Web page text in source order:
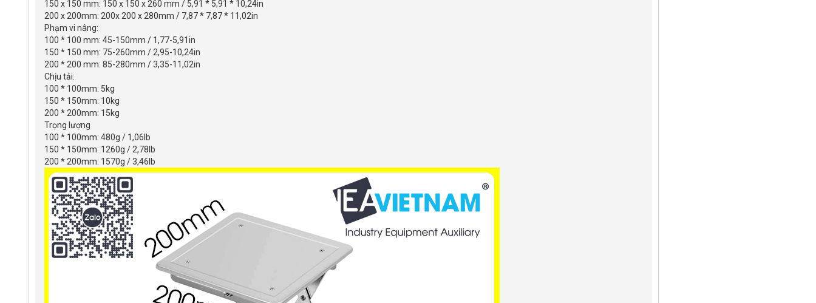
150 x 150 mm: 150 x 150 x 260 mm / 5,91 * 5,91 * 10,24in
200 x 200mm: 200x 200 x 280mm / 7,87 * 7,87 * 11,02in
Phạm vi nâng:
100 * 100 mm: 45-150mm / 1,77-5,91in
150 * 150 mm: 75-260mm / 2,95-10,24in
200 * 200 mm: 85-280mm / 3,35-11,02in
Chịu tải:
100 * 100mm: 5kg
150 * 150mm: 10kg
200 * 200mm: 15kg
Trọng lượng
100 * 100mm: 480g / 1,06lb
150 * 150mm: 1260g / 2,78lb
200 * 200mm: 1570g / 3,46lb